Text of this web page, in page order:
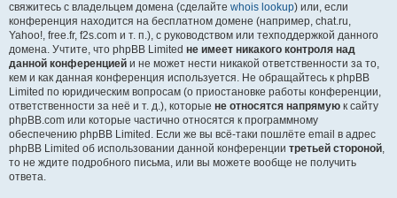
свяжитесь с владельцем домена (сделайте whois lookup) или, если
конференция находится на бесплатном домене (например, chat.ru,
Yahoo!, free.fr, f2s.com и т. п.), с руководством или техподдержкой данного
домена. Учтите, что phpBB Limited не имеет никакого контроля над
данной конференцией и не может нести никакой ответственности за то,
кем и как данная конференция используется. Не обращайтесь к phpBB
Limited по юридическим вопросам (о приостановке работы конференции,
ответственности за неё и т. д.), которые не относятся напрямую к сайту
phpBB.com или которые частично относятся к программному
обеспечению phpBB Limited. Если же вы всё-таки пошлёте email в адрес
phpBB Limited об использовании данной конференции третьей стороной,
то не ждите подробного письма, или вы можете вообще не получить
ответа.